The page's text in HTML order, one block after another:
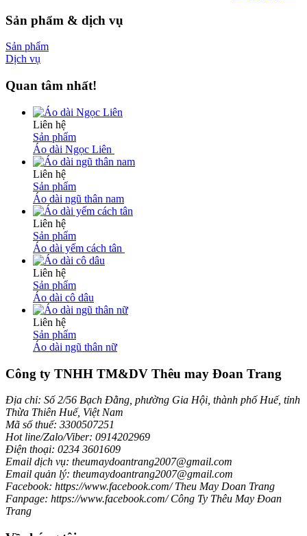
Sản phẩm & dịch vụ
Sản phẩm
Dịch vụ
Quan tâm nhất!
Liên hệ
Sản phẩm
Áo dài Ngọc Liên
Liên hệ
Sản phẩm
Áo dài ngũ thân nam
Liên hệ
Sản phẩm
Áo dài yếm cách tân
Liên hệ
Sản phẩm
Áo dài cô dâu
Liên hệ
Sản phẩm
Áo dài ngũ thân nữ
Công ty TNHH TM&DV Thêu may Đoan Trang
Địa chỉ: Số 2/56 Bạch Đằng, phường Gia Hội, thành phố Huế, tỉnh
Thừa Thiên Huế, Việt Nam
Mã số thuế: 3300507251
Hot line/Zalo/Viber: 0914202969
Điện thoại: 0234 3601609
Email dịch vụ: theumaydoantrang2007@gmail.com
Email quản lý: theumaydoantrang2007@gmail.com
Facebook: https://www.facebook.com/ Theu May Doan Trang
Fanpage: https://www.facebook.com/ Công Ty Thêu May Đoan
Trang